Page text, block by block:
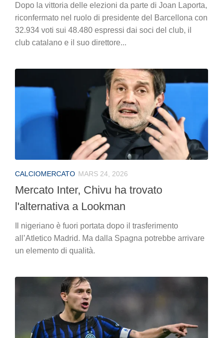
Dopo la vittoria delle elezioni da parte di Joan Laporta,
riconfermato nel ruolo di presidente del Barcellona con
32.934 voti sui 48.480 espressi dai soci del club, il
club catalano e il suo direttore...
CALCIOMERCATO MARS 24, 2026
Mercato Inter, Chivu ha trovato
l'alternativa a Lookman
Il nigeriano è fuori portata dopo il trasferimento
all’Atletico Madrid. Ma dalla Spagna potrebbe arrivare
un elemento di qualità.